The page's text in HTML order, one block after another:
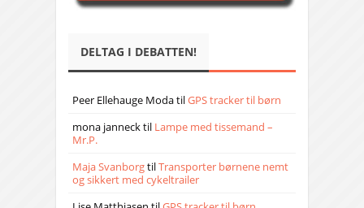
DELTAG I DEBATTEN!
Peer Ellehauge ModatilGPS tracker til børn
mona jannecktil Lampe med tissemand –
Mr.P.
Maja SvanborgtilTransporter børnene nemt
og sikkert med cykeltrailer